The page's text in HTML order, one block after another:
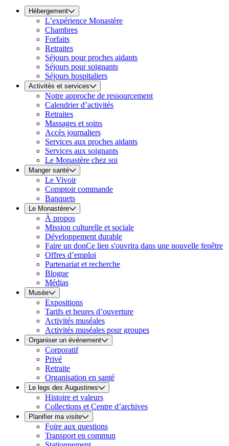
Hébergement
L’expérience Monastère
Chambres
Forfaits
Retraites
Séjours pour proches aidants
Séjours pour soignants
Séjours hospitaliers
Activités et services
Notre approche de ressourcement
Calendrier d’activités
Retraites
Massages et soins
Accès journaliers
Services aux proches aidants
Services aux soignants
Le Monastère chez soi
Manger santé
Le Vivoir
Comptoir commande
Banquets
Le Monastère
À propos
Mission culturelle et sociale
Développement durable
Faire un donCe lien s'ouvrira dans une nouvelle fenêtre
Offres d’emploi
Partenariat et recherche
Blogue
Médias
Musée
Expositions
Tarifs et heures d’ouverture
Activités muséales
Activités muséales pour groupes
Organiser un événement
Corporatif
Privé
Retraite
Organisation en santé
Le legs des Augustines
Histoire et valeurs
Collections et Centre d’archives
Planifier ma visite
Foire aux questions
Transport en commun